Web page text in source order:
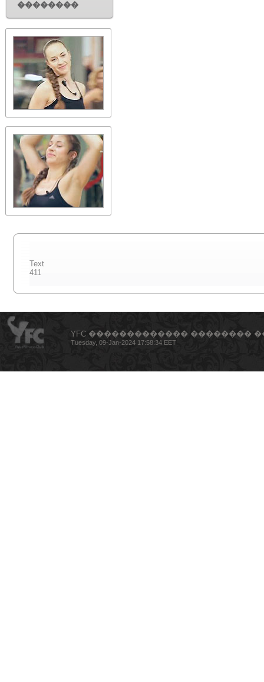
��������
Text
411
YFC ������������� ��������
Tuesday, 09-Jan-2024 17:58:34 EET